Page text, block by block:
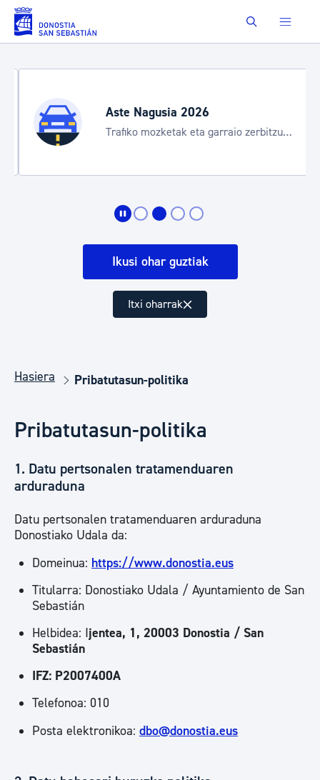
Eduki nagusira joan Buscar
Aste Nagusia 2026
Trafiko mozketak eta garraio zerbitzu
Ikusi ohar guztiak
Itxi oharrak
Hasiera Pribatutasun-politika
Pribatutasun-politika
1. Datu pertsonalen tratamenduaren
arduraduna
Datu pertsonalen tratamenduaren arduraduna
Donostiako Udala da:
Domeinua: https://www.donostia.eus
Titularra: Donostiako Udala / Ayuntamiento de San
Sebastián
Helbidea: Ijentea, 1, 20003 Donostia / San
Sebastián
IFZ: P2007400A
Telefonoa: 010
Posta elektronikoa: dbo@donostia.eus